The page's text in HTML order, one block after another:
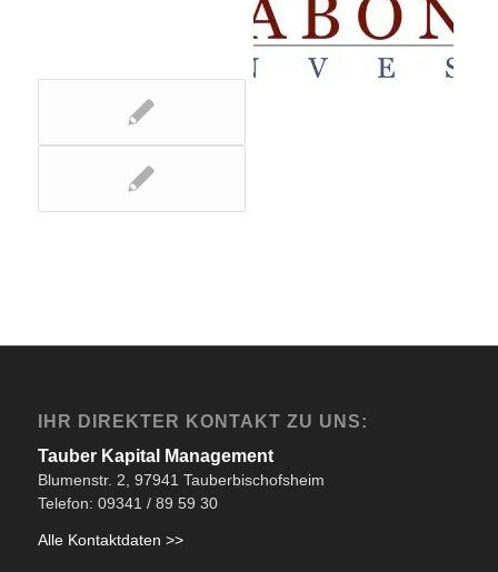
IHR DIREKTER KONTAKT ZU UNS:
Tauber Kapital Management
Blumenstr. 2, 97941 Tauberbischofsheim
Telefon: 09341 / 89 59 30
Alle Kontaktdaten >>